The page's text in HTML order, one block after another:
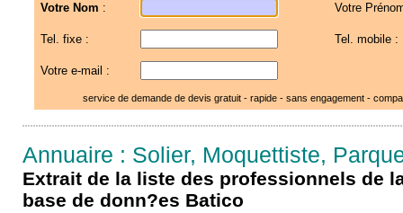
Votre Nom : Votre
Tel. fixe : Tel. mobile :
Votre e-mail :
service de demande de devis gratuit - rapide - sans engagement -
Annuaire : Solier, Moquettiste,
Extrait de la liste des professionnels de
base de donn?es Batico